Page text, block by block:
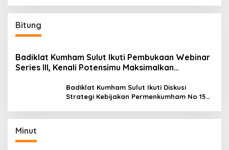
Bitung
Badiklat Kumham Sulut Ikuti Pembukaan Webinar
Series III, Kenali Potensimu Maksimalkan
Badiklat Kumham Sulut Ikuti Diskusi
Strategi Kebijakan Permenkumham No 15
Minut